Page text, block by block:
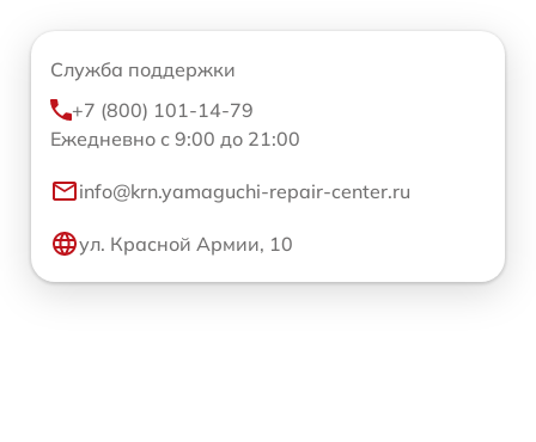
Служба поддержки
+7 (800) 101-14-79
Ежедневно с 9:00 до 21:00
info@krn.yamaguchi-repair-center.ru
ул. Красной Армии, 10